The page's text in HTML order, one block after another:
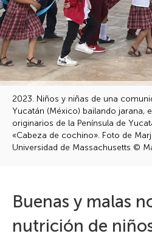
2023. Niños y niñas de una
Yucatán (México) bailando jarana,
originarios de la Península de
«Cabeza de cochino». Foto de
Universidad de Massachusetts ©
Buenas y malas
nutrición de